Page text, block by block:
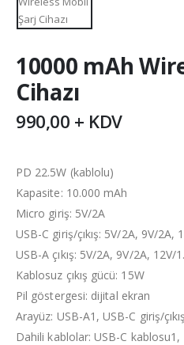
10000 mAh
Cihazı
990,00 + KDV
PD 22.5W (kablolu)
Kapasite: 10.000 mAh
Micro giriş: 5V/2A
USB-C giriş/çıkış: 5V/2A, 9V/2A,
USB-A çıkış: 5V/2A, 9V/2A, 12V/
Kablosuz çıkış gücü: 15W
Pil göstergesi: dijital ekran
Arayüz: USB-A1, USB-C giriş/
Dahili kablolar: USB-C